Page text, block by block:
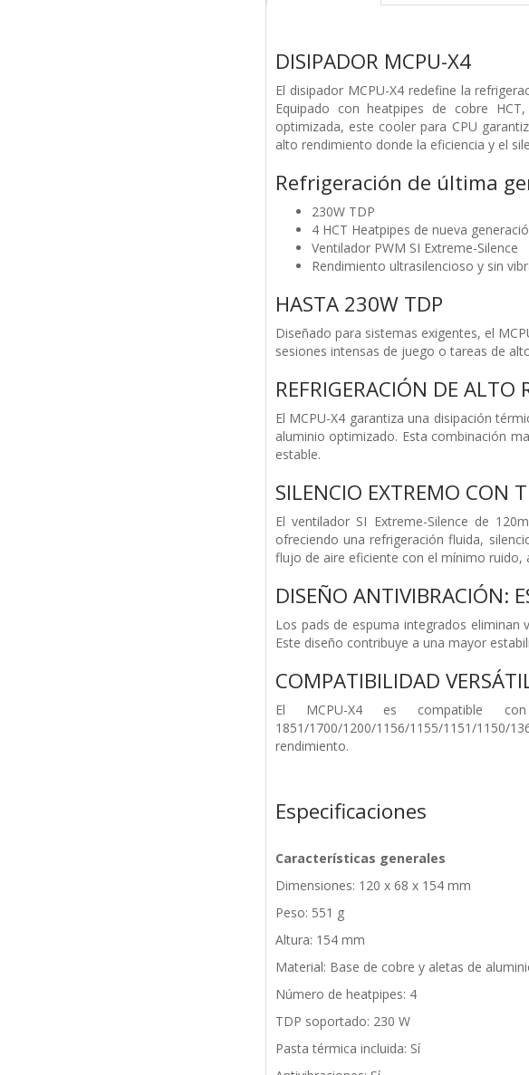
DISIPADOR MCPU-X4
El disipador MCPU-X4 redefine la
Equipado con heatpipes de cobre
optimizada, este cooler para CPU
alto rendimiento donde la eficiencia y el
Refrigeración de última
230W TDP
4 HCT Heatpipes de nueva
Ventilador PWM SI Extreme-Silence
Rendimiento ultrasilencioso y sin
HASTA 230W TDP
Diseñado para sistemas exigentes, el
sesiones intensas de juego o tareas de
REFRIGERACIÓN DE ALTO
El MCPU-X4 garantiza una disipación
aluminio optimizado. Esta combinación
estable.
SILENCIO EXTREMO CON
El ventilador SI Extreme-Silence de
ofreciendo una refrigeración fluida,
flujo de aire eficiente con el mínimo
DISEÑO ANTIVIBRACIÓN:
Los pads de espuma integrados
Este diseño contribuye a una mayor
COMPATIBILIDAD
El MCPU-X4 es compatible
1851/1700/1200/1156/1155/1151/1150/
rendimiento.
Especificaciones
Características generales
Dimensiones: 120 x 68 x 154 mm
Peso: 551 g
Altura: 154 mm
Material: Base de cobre y aletas de
Número de heatpipes: 4
TDP soportado: 230 W
Pasta térmica incluida: Sí